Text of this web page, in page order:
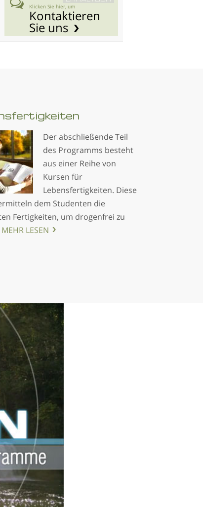
Klicken Sie hier, um
Kontaktieren
Sie uns
Der abschließende Teil
des Programms besteht
aus einer Reihe von
Kursen für
Lebensfertigkeiten. Diese
dem Studenten die
Fertigkeiten, um drogenfrei zu
MEHR LESEN